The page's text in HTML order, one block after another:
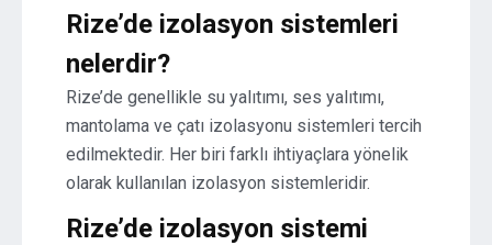
Rize’de izolasyon sistemleri
nelerdir?
Rize’de genellikle su yalıtımı, ses yalıtımı,
mantolama ve çatı izolasyonu sistemleri tercih
edilmektedir. Her biri farklı ihtiyaçlara yönelik
olarak kullanılan izolasyon sistemleridir.
Rize’de izolasyon sistemi